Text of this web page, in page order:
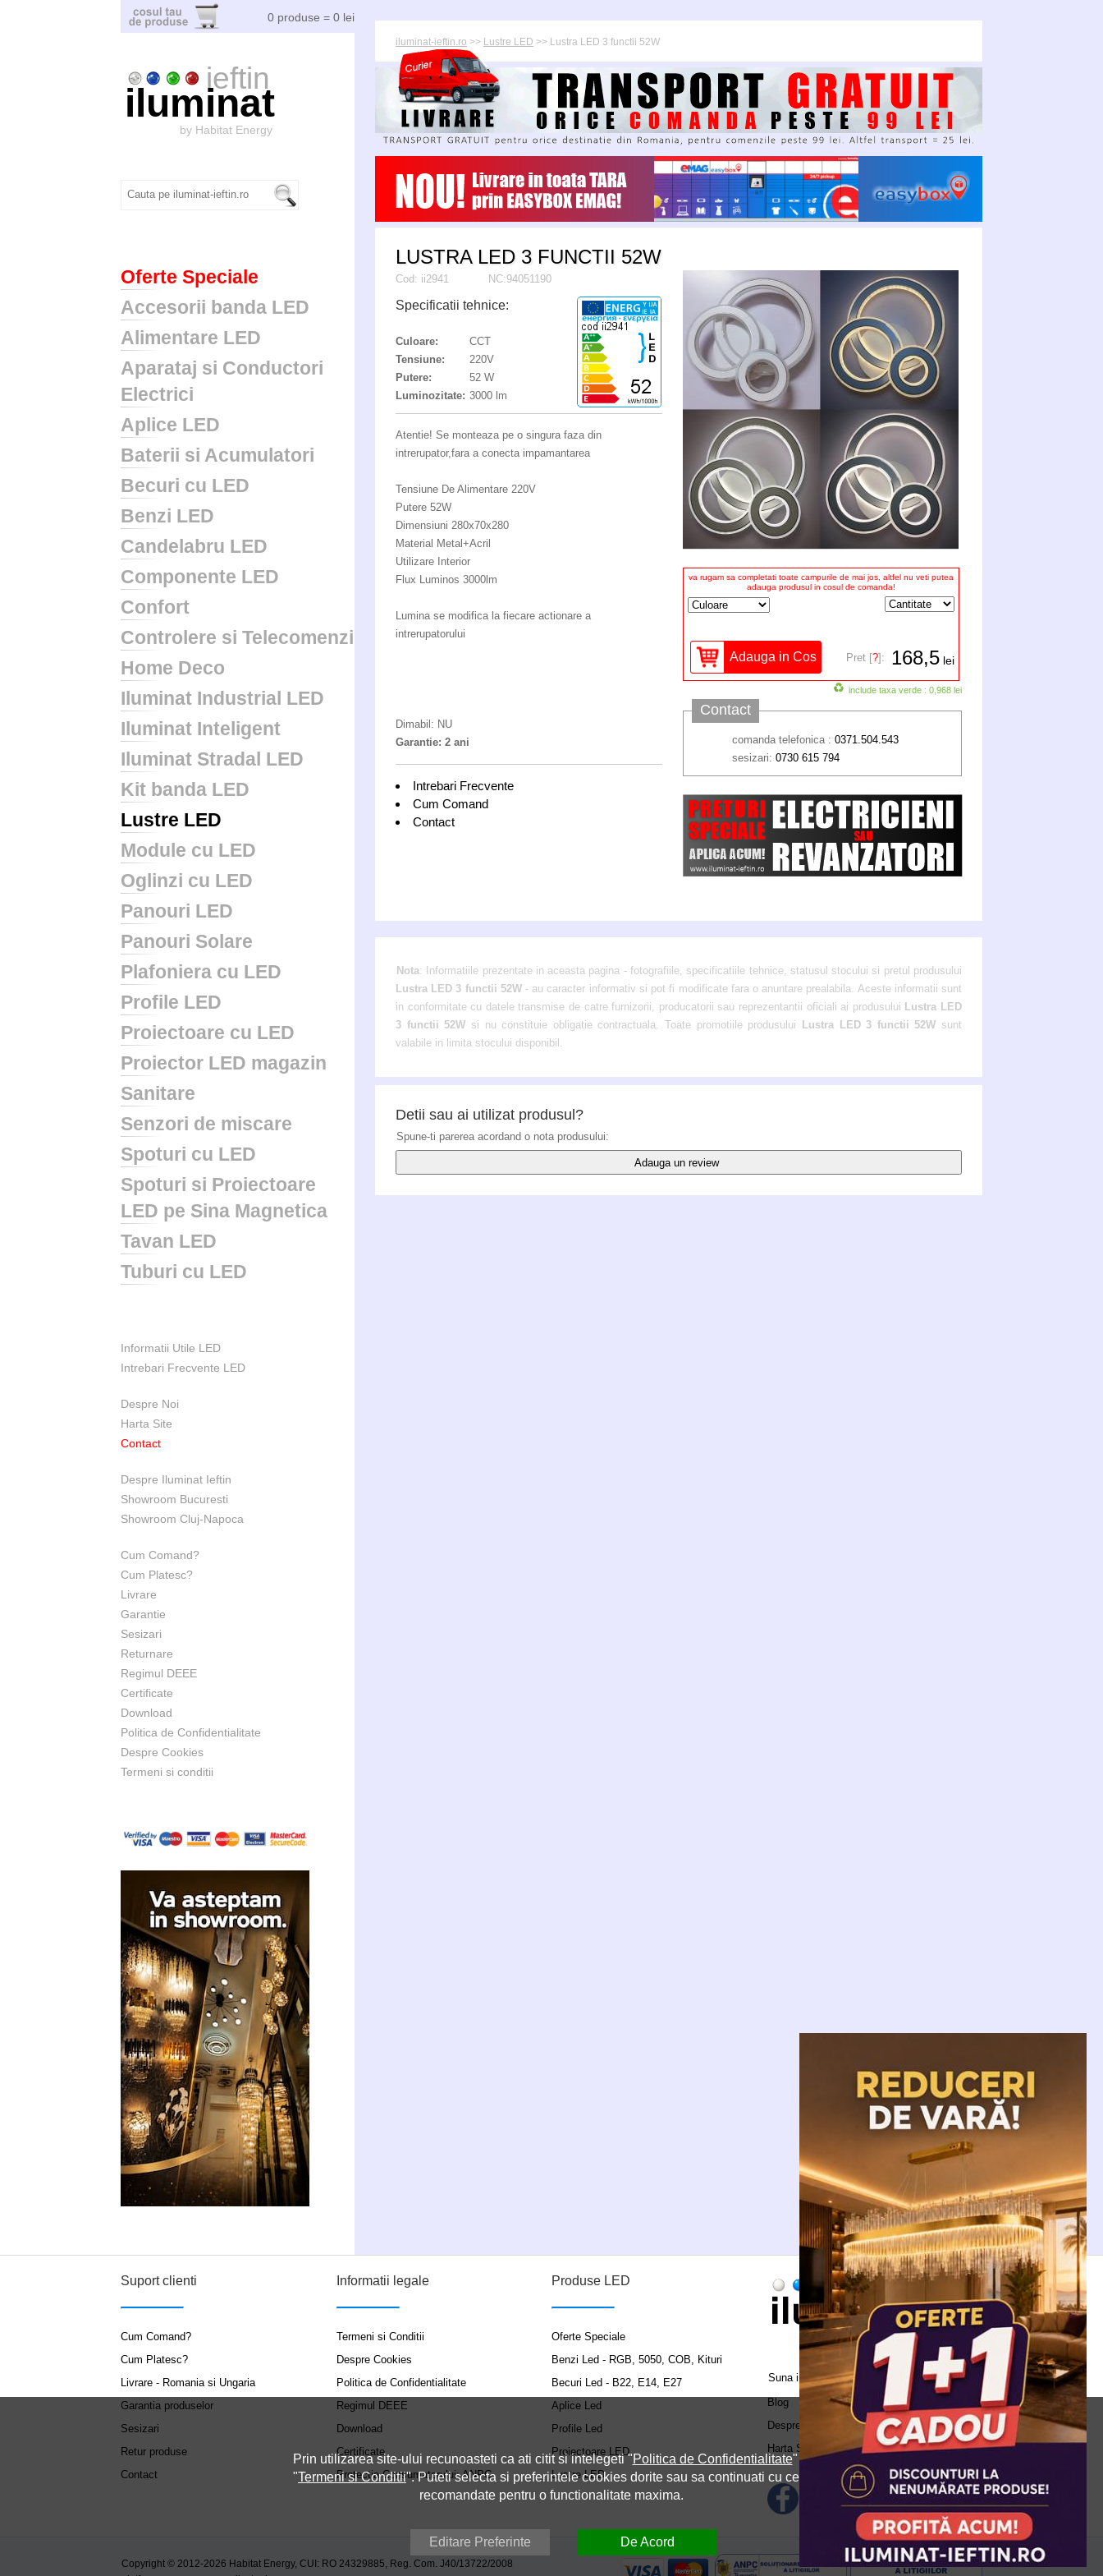
0 produse = 0 lei
ieftin
iluminat
by Habitat Energy
Oferte Speciale
Accesorii banda LED
Alimentare LED
Aparataj si Conductori
Electrici
Aplice LED
Baterii si Acumulatori
Becuri cu LED
Benzi LED
Candelabru LED
Componente LED
Confort
Controlere si Telecomenzi
Home Deco
Iluminat Industrial LED
Iluminat Inteligent
Iluminat Stradal LED
Kit banda LED
Lustre LED
Module cu LED
Oglinzi cu LED
Panouri LED
Panouri Solare
Plafoniera cu LED
Profile LED
Proiectoare cu LED
Proiector LED magazin
Sanitare
Senzori de miscare
Spoturi cu LED
Spoturi si Proiectoare
LED pe Sina Magnetica
Tavan LED
Tuburi cu LED
Informatii Utile LED
Intrebari Frecvente LED
Despre Noi
Harta Site
Contact
Despre Iluminat Ieftin
Showroom Bucuresti
Showroom Cluj-Napoca
Cum Comand?
Cum Platesc?
Livrare
Garantie
Sesizari
Returnare
Regimul DEEE
Certificate
Download
Politica de Confidentialitate
Despre Cookies
Termeni si conditii
iluminat-ieftin.ro >> Lustre LED >> Lustra LED 3 functii 52W
LUSTRA LED 3 FUNCTII 52W
Cod: ii2941 NC:94051190
Specificatii tehnice:
Culoare:
CCT
Tensiune:
220V
Putere:
52 W
Luminozitate: 3000 lm
Atentie! Se monteaza pe o singura faza din
intrerupator,fara a conecta impamantarea
Tensiune De Alimentare 220V
Putere 52W
Dimensiuni 280x70x280
Material Metal+Acril
Utilizare Interior
Flux Luminos 3000lm
Lumina se modifica la fiecare actionare a
intrerupatorului
Dimabil: NU
Garantie: 2 ani
Intrebari Frecvente
Cum Comand
Contact
va rugam sa completati toate campurile de mai jos, altfel nu veti putea
adauga produsul in cosul de comanda!
Pret [?]: 168,5 lei
include taxa verde : 0,968 lei
Contact
comanda telefonica : 0371.504.543
sesizari: 0730 615 794
Nota: Informatiile prezentate in aceasta pagina - fotografiile, specificatiile tehnice, statusul stocului si pretul produsului
Lustra LED 3 functii 52W- au caracter informativ si pot fi modificate fara o anuntare prealabila. Aceste informatii sunt
in conformitate cu datele transmise de catre furnizorii, producatorii sau reprezentantii oficiali ai produsului Lustra LED
3 functii 52W si nu constituie obligatie contractuala. Toate promotiile produsului Lustra LED 3 functii 52W sunt
valabile in limita stocului disponibil.
Detii sau ai utilizat produsul?
Spune-ti parerea acordand o nota produsului:
Adauga un review
Suport clienti
Cum Comand?
Cum Platesc?
Livrare - Romania si Ungaria
Garantia produselor
Sesizari
Retur produse
Contact
Informatii legale
Termeni si Conditii
Despre Cookies
Politica de Confidentialitate
Regimul DEEE
Download
Certificate
Protecția Consumatorului: ANPC
Produse LED
Oferte Speciale
Benzi Led - RGB, 5050, COB, Kituri
Becuri Led - B22, E14, E27
Aplice Led
Profile Led
Proiectoare LED
Lustre LED
Suna in call center:
0371.504.543
Blog
Despre Noi
Harta Site
Copyright © 2012-2026 Habitat Energy, CUI: RO 24329885, Reg. Com. J40/13722/2008
Prin utilizarea site-ului recunoasteti ca ati citit si intelegeti "Politica de Confidentialitate" si
"Termeni si Conditii". Puteti selecta si preferintele cookies dorite sau sa continuati cu cele
recomandate pentru o functionalitate maxima.
Editare Preferinte De Acord